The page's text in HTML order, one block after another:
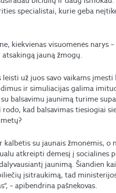
specialistai, kurie geba
kiekvienas visuomenės narys
jauną žmogų.
leisti už juos savo vaikams
ir simuliacijas galima
su balsavimu jaunimą turime
kad balsavimas tiesiogiai
kalbėtis su jaunais žmonėmis,
atkreipti dėmesį į
jaunimą. Šiandien
įsitraukimą, tad
– apibendrina pašnekovas.